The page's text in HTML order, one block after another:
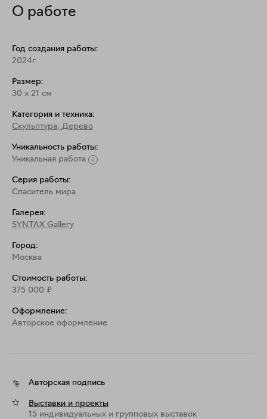
О работе
Год создания работы:
2024г.
Размер:
30 x 21 см
Категория и техника:
Скульптура, Дерево
Уникальность работы:
Уникальная работа
Серия работы:
Спаситель мира
Галерея:
SYNTAX Gallery
Город:
Москва
Стоимость работы:
375 000 ₽
Оформление:
Aвторское оформление
Авторская подпись
Выставки и проекты
15 индивидуальных и групповых выставок